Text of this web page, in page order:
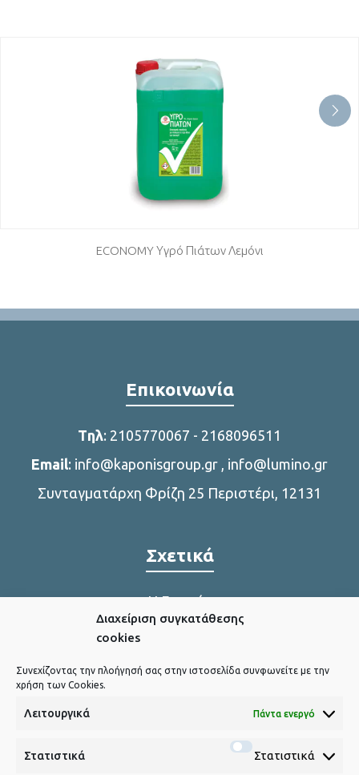
Διαχείριση συγκατάθεσης
cookies
Συνεχίζοντας την πλοήγησή σας στην ιστοσελίδα συνφωνείτε με την
χρήση των Cookies.
Λειτουργικά Πάντα ενεργό
Στατιστικά Στατιστικά
ECONOMY Υγρό Πιάτων Λεμόνι
Επικοινωνία
Tηλ: 2105770067 - 2168096511
Email: info@kaponisgroup.gr , info@lumino.gr
Συνταγματάρχη Φρίζη 25 Περιστέρι, 12131
Σχετικά
Η Εταιρία
Η παραγωγή μας
Πολιτική Cookies